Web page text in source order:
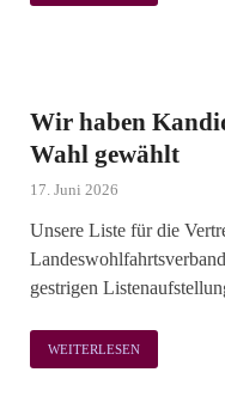
Wir haben
Wahl gewählt
17. Juni 2026
Unsere Liste für die
gestrigen
WEITERLESEN